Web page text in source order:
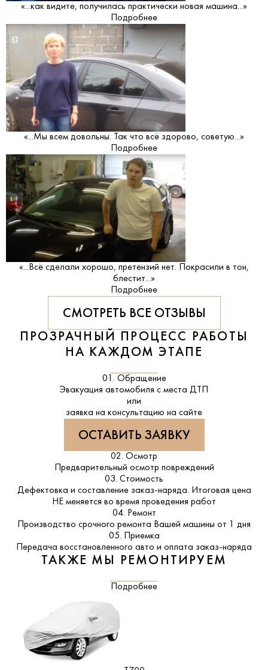
«...как видите, получилась практически новая машина...»
Подробнее
«...Мы всем довольны. Так что всё здорово, советую...»
Подробнее
«...Всё сделали хорошо, претензий нет. Покрасили в тон,
блестит...»
Подробнее
СМОТРЕТЬ ВСЕ ОТЗЫВЫ
ПРОЗРАЧНЫЙ ПРОЦЕСС РАБОТЫ
НА КАЖДОМ ЭТАПЕ
01. Обращение
Эвакуация автомобиля с места ДТП
или
заявка на консультацию на сайте
ОСТАВИТЬ ЗАЯВКУ
02. Осмотр
Предварительный осмотр повреждений
03. Стоимость
Дефектовка и составление заказ-наряда. Итоговая цена
НЕ меняется во время проведения работ
04. Ремонт
Производство срочного ремонта Вашей машины от 1 дня
05. Приемка
Передача восстановленного авто и оплата заказ-наряда
ТАКЖЕ МЫ РЕМОНТИРУЕМ
Подробнее